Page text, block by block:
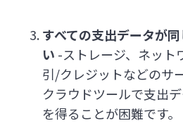
すべての支出データが
い -ストレージ、ネット
引/クレジットなどのサ
クラウドツールで支出
を得ることが困難です。